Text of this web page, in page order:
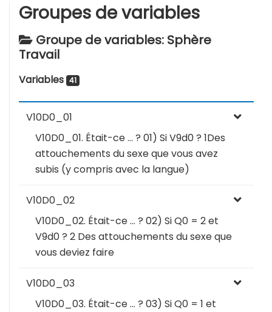
Groupes de variables
Groupe de variables: Sphère
Travail
Variables 41
V10D0_01
V10D0_01. Était-ce … ? 01) Si V9d0 ? 1Des
attouchements du sexe que vous avez
subis (y compris avec la langue)
V10D0_02
V10D0_02. Était-ce … ? 02) Si Q0 = 2 et
V9d0 ? 2 Des attouchements du sexe que
vous deviez faire
V10D0_03
V10D0_03. Était-ce … ? 03) Si Q0 = 1 et